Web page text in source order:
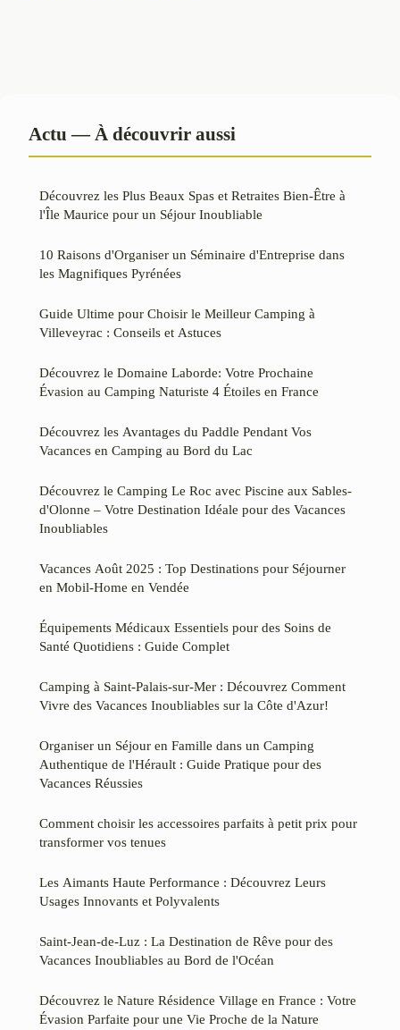
Actu — À découvrir aussi
Découvrez les Plus Beaux Spas et Retraites Bien-Être à
l'Île Maurice pour un Séjour Inoubliable
10 Raisons d'Organiser un Séminaire d'Entreprise dans
les Magnifiques Pyrénées
Guide Ultime pour Choisir le Meilleur Camping à
Villeveyrac : Conseils et Astuces
Découvrez le Domaine Laborde: Votre Prochaine
Évasion au Camping Naturiste 4 Étoiles en France
Découvrez les Avantages du Paddle Pendant Vos
Vacances en Camping au Bord du Lac
Découvrez le Camping Le Roc avec Piscine aux Sables-
d'Olonne – Votre Destination Idéale pour des Vacances
Inoubliables
Vacances Août 2025 : Top Destinations pour Séjourner
en Mobil-Home en Vendée
Équipements Médicaux Essentiels pour des Soins de
Santé Quotidiens : Guide Complet
Camping à Saint-Palais-sur-Mer : Découvrez Comment
Vivre des Vacances Inoubliables sur la Côte d'Azur!
Organiser un Séjour en Famille dans un Camping
Authentique de l'Hérault : Guide Pratique pour des
Vacances Réussies
Comment choisir les accessoires parfaits à petit prix pour
transformer vos tenues
Les Aimants Haute Performance : Découvrez Leurs
Usages Innovants et Polyvalents
Saint-Jean-de-Luz : La Destination de Rêve pour des
Vacances Inoubliables au Bord de l'Océan
Découvrez le Nature Résidence Village en France : Votre
Évasion Parfaite pour une Vie Proche de la Nature